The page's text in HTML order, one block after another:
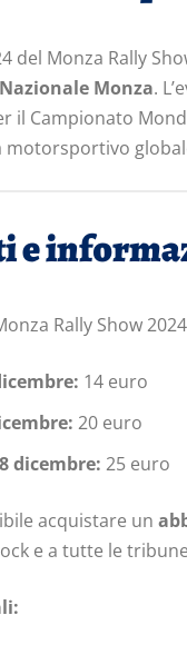
del Monza Rally
Monza.
il Campionato
motorsportivo
e
Rally Show
14 euro
20 euro
dicembre: 25 euro
acquistare un
e a tutte le